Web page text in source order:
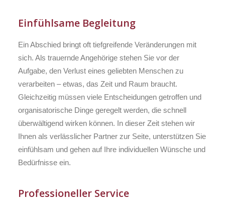
Einfühlsame Begleitung
Ein Abschied bringt oft tiefgreifende Veränderungen mit
sich. Als trauernde Angehörige stehen Sie vor der
Aufgabe, den Verlust eines geliebten Menschen zu
verarbeiten – etwas, das Zeit und Raum braucht.
Gleichzeitig müssen viele Entscheidungen getroffen und
organisatorische Dinge geregelt werden, die schnell
überwältigend wirken können. In dieser Zeit stehen wir
Ihnen als verlässlicher Partner zur Seite, unterstützen Sie
einfühlsam und gehen auf Ihre individuellen Wünsche und
Bedürfnisse ein.
Professioneller Service